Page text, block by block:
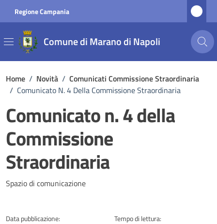
Regione Campania
Comune di Marano di Napoli
Home / Novità / Comunicati Commissione Straordinaria
/ Comunicato N. 4 Della Commissione Straordinaria
Comunicato n. 4 della
Commissione
Straordinaria
Dettagli della notizia
Spazio di comunicazione
Data pubblicazione:
Tempo di lettura: